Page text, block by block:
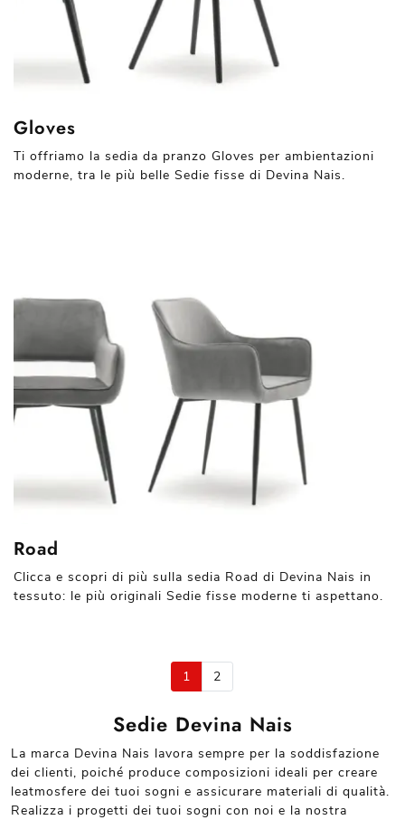
Gloves
Ti offriamo la sedia da pranzo Gloves per ambientazioni
moderne, tra le più belle Sedie fisse di Devina Nais.
Road
Clicca e scopri di più sulla sedia Road di Devina Nais in
tessuto: le più originali Sedie fisse moderne ti aspettano.
1 2
Sedie Devina Nais
La marca Devina Nais lavora sempre per la soddisfazione
dei clienti, poiché produce composizioni ideali per creare
leatmosfere dei tuoi sogni e assicurare materiali di qualità.
Realizza i progetti dei tuoi sogni con noi e la nostra